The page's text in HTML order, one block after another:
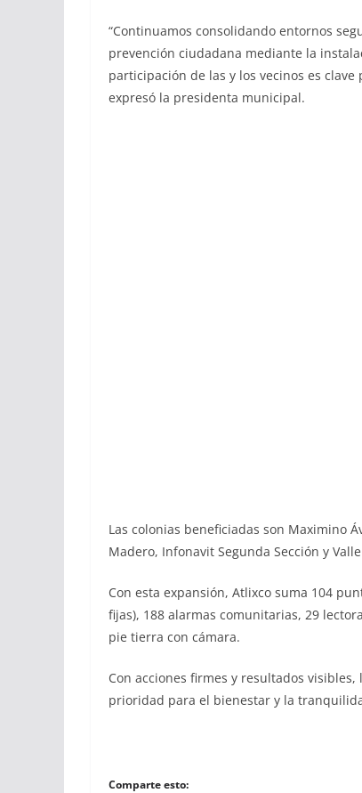
“Continuamos consolidando entornos
prevención ciudadana mediante la
participación de las y los vecinos es
expresó la presidenta municipal.
Las colonias beneficiadas son Maximino
Madero, Infonavit Segunda Sección y
Con esta expansión, Atlixco suma 104
fijas), 188 alarmas comunitarias, 29
pie tierra con cámara.
Con acciones firmes y resultados
prioridad para el bienestar y la
Comparte esto: